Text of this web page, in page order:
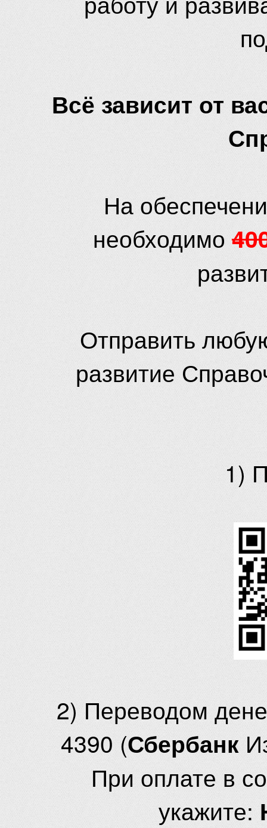
Всё зависит от
На
необходимо
Отправить
развитие
1)
2) Переводом
4390 (Сбербанк
При оплате в
укажите: